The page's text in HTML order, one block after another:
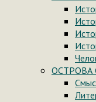
ОСТРОВА